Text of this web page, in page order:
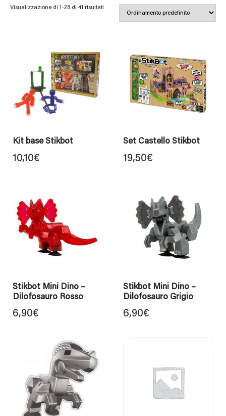
Visualizzazione di 1-28 di 41 risultati
Kit base Stikbot
10,10€
Set Castello Stikbot
19,50€
Stikbot Mini Dino –
Dilofosauro Rosso
6,90€
Stikbot Mini Dino –
Dilofosauro Grigio
6,90€